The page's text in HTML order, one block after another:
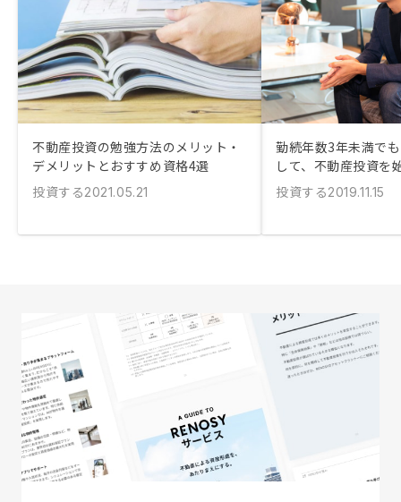
不動産投資の勉強方法のメリット・
デメリットとおすすめ資格4選
投資する2021.05.21
勤続年数3年未満で
して、不動産投資を
投資する2019.11.15